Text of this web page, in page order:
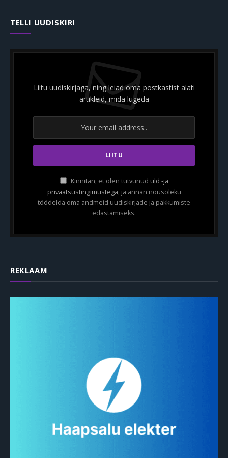
TELLI UUDISKIRI
Liitu uudiskirjaga, ning leiad oma postkastist alati
artikleid, mida lugeda
Kinnitan, et olen tutvunud üld -ja
privaatsustingimustega, ja annan nõusoleku
töödelda oma andmeid uudiskirjade ja pakkumiste
edastamiseks.
REKLAAM